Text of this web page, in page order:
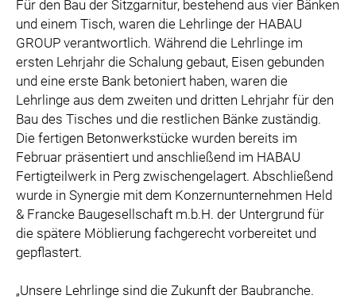
Für den Bau der Sitzgarnitur, bestehend aus vier Bänken
und einem Tisch, waren die Lehrlinge der HABAU
GROUP verantwortlich. Während die Lehrlinge im
ersten Lehrjahr die Schalung gebaut, Eisen gebunden
und eine erste Bank betoniert haben, waren die
Lehrlinge aus dem zweiten und dritten Lehrjahr für den
Bau des Tisches und die restlichen Bänke zuständig.
Die fertigen Betonwerkstücke wurden bereits im
Februar präsentiert und anschließend im HABAU
Fertigteilwerk in Perg zwischengelagert. Abschließend
wurde in Synergie mit dem Konzernunternehmen Held
& Francke Baugesellschaft m.b.H. der Untergrund für
die spätere Möblierung fachgerecht vorbereitet und
gepflastert.
„Unsere Lehrlinge sind die Zukunft der Baubranche.